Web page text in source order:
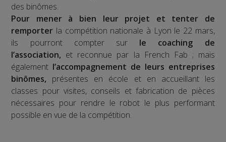
des binômes.
Pour mener à bien leur projet et tenter de
remporter la compétition nationale à Lyon le 22 mars,
ils pourront compter sur le coaching de
l’association, et reconnue par la French Fab ; mais
également l’accompagnement de leurs entreprises
binômes, présentes en école et en accueillant les
classes pour visites, conseils et fabrication de pièces
nécessaires pour rendre le robot le plus performant
possible en vue de la compétition.